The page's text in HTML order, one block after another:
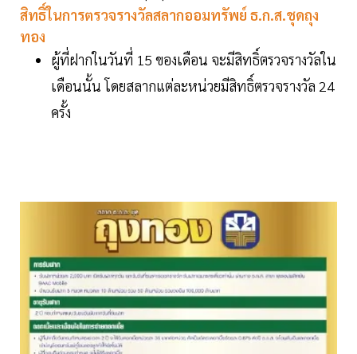
สิทธิ์ในการตรวจรางวัลสลากออมทรัพย์ ธ.ก.ส.ชุดถุง
ทอง
ผู้ที่ฝากในวันที่ 15 ของเดือน จะมีสิทธิ์ตรวจรางวัลใน
เดือนนั้น โดยสลากแต่ละหน่วยมีสิทธิ์ตรวจรางวัล 24
ครั้ง